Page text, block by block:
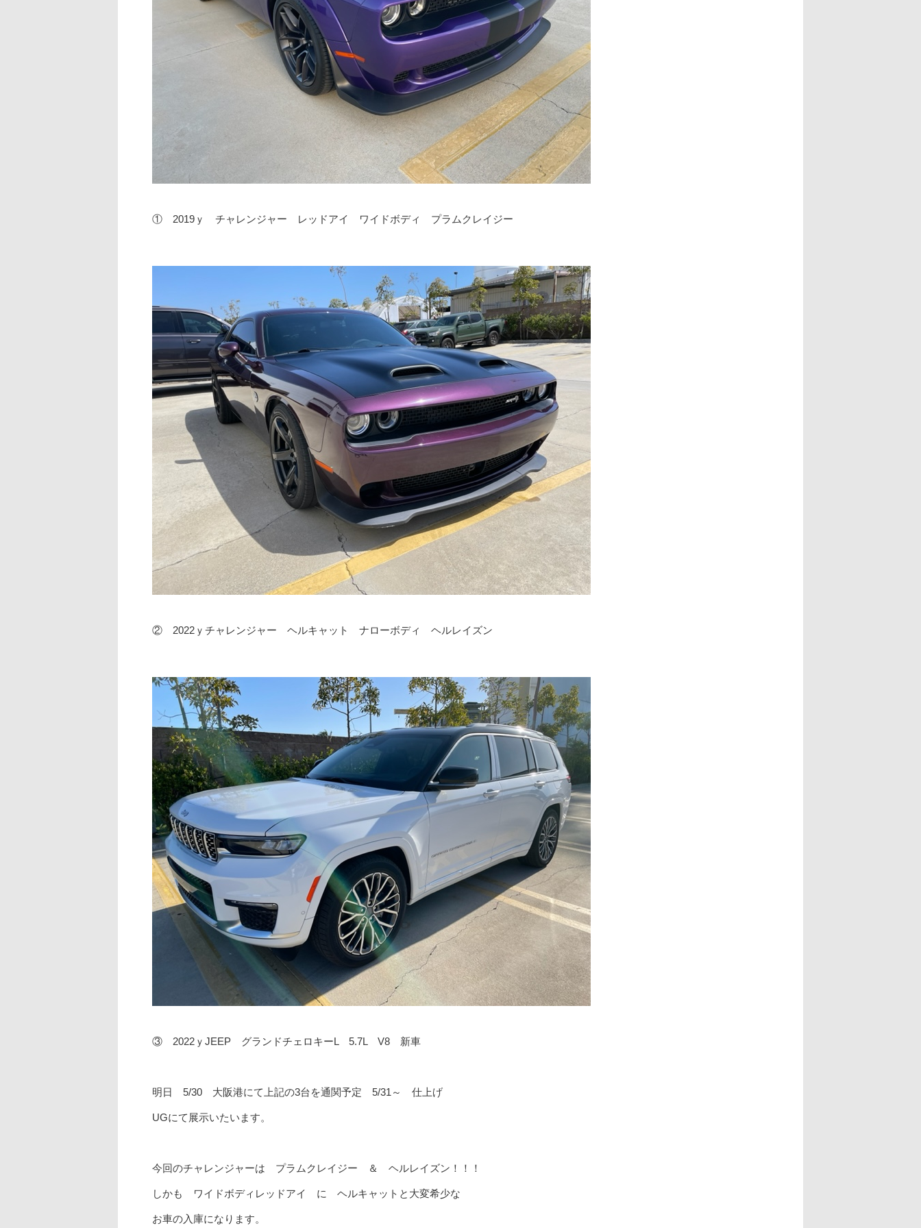
① 2019ｙ チャレンジャー レッドアイ ワイドボディ プラムクレイジー
② 2022ｙチャレンジャー ヘルキャット ナローボディ ヘルレイズン
③ 2022ｙJEEP グランドチェロキーL 5.7L V8 新車
明日 5/30 大阪港にて上記の3台を通関予定 5/31～ 仕上げ
UGにて展示いたいます。
今回のチャレンジャーは プラムクレイジー ＆ ヘルレイズン！！！
しかも ワイドボディレッドアイ に ヘルキャットと大変希少な
お車の入庫になります。